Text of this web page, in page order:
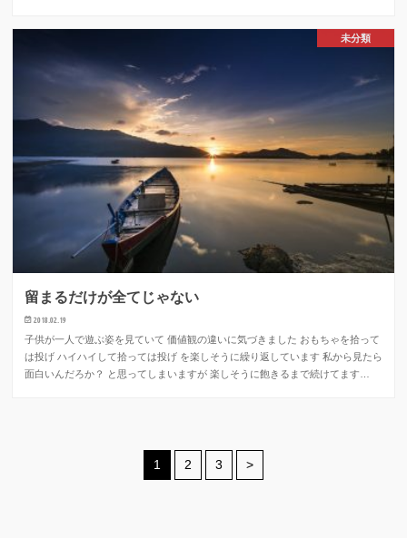
未分類
留まるだけが全てじゃない
2018.02.19
子供が一人で遊ぶ姿を見ていて 価値観の違いに気づきました おもちゃを拾って
は投げ ハイハイして拾っては投げ を楽しそうに繰り返しています 私から見たら
面白いんだろか？ と思ってしまいますが 楽しそうに飽きるまで続けてます…
1 2 3 >